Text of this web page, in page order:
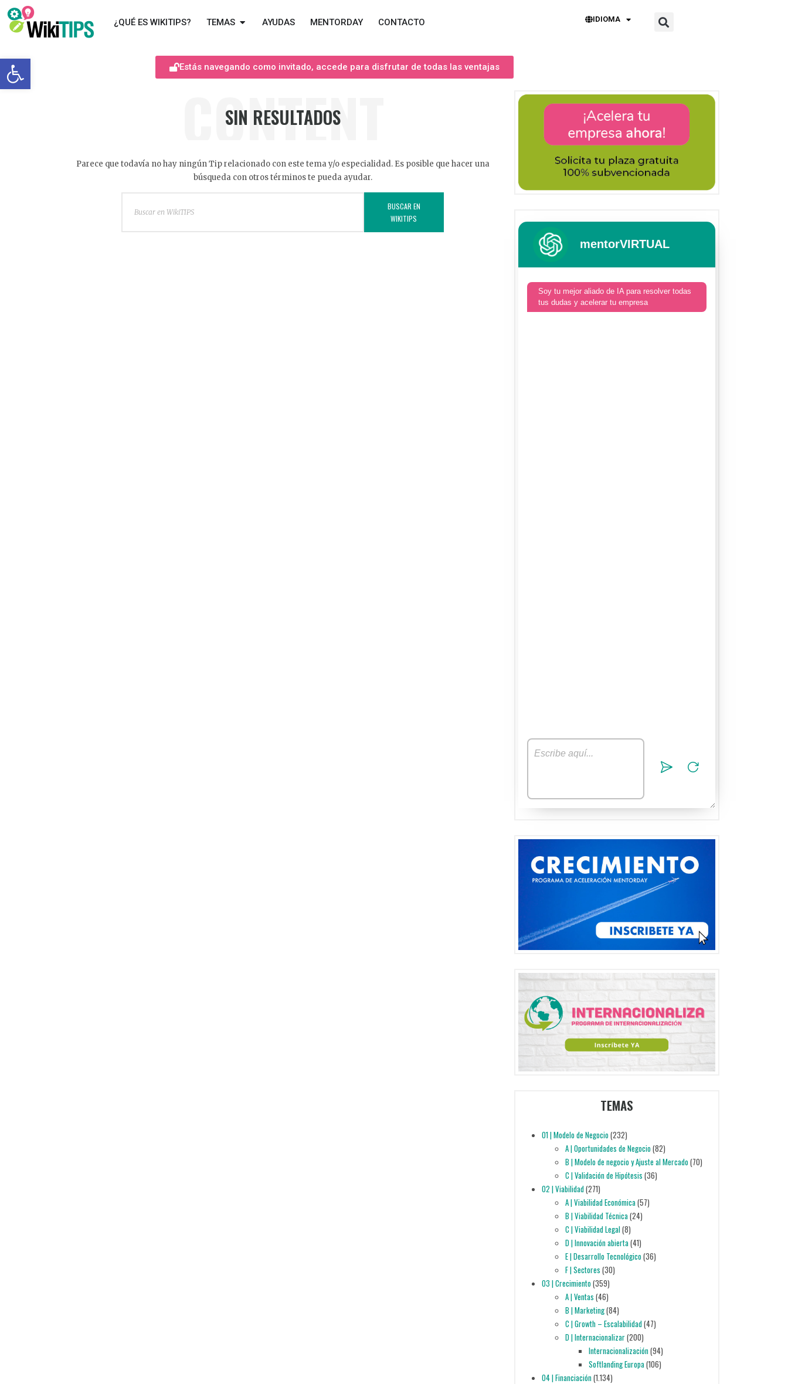
Abrir barra de herramientas
¿QUÉ ES WIKITIPS? TEMAS AYUDAS MENTORDAY CONTACTO IDIOMA
Estás navegando como invitado, accede para disfrutar de todas las ventajas
CONTENT
SIN RESULTADOS
Parece que todavía no hay ningún Tip relacionado con este tema y/o especialidad. Es posible que hacer una
búsqueda con otros términos te pueda ayudar.
BUSCAR EN
WIKITIPS
mentorVIRTUAL
Soy tu mejor aliado de IA para resolver todas
tus dudas y acelerar tu empresa
TEMAS
01 | Modelo de Negocio(232)
A | Oportunidades de Negocio(82)
B | Modelo de negocio y Ajuste al Mercado(70)
C | Validación de Hipótesis (36)
02 | Viabilidad(271)
A | Viabilidad Económica(57)
B | Viabilidad Técnica(24)
C | Viabilidad Legal(8)
D | Innovación abierta(41)
E | Desarrollo Tecnológico(36)
F | Sectores (30)
03 | Crecimiento(359)
A | Ventas (46)
B | Marketing(84)
C | Growth – Escalabilidad(47)
D | Internacionalizar(200)
Internacionalización(94)
Softlanding Europa(106)
04 | Financiación(1.134)